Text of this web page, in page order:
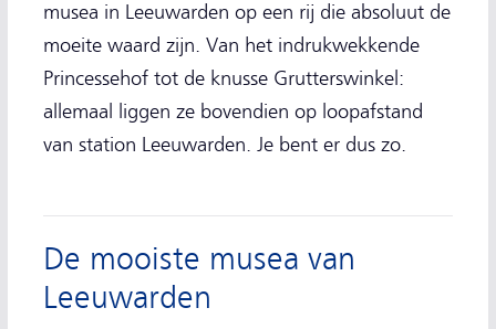
musea in Leeuwarden op een rij die absoluut de
moeite waard zijn. Van het indrukwekkende
Princessehof tot de knusse Grutterswinkel:
allemaal liggen ze bovendien op loopafstand
van station Leeuwarden. Je bent er dus zo.
De mooiste musea van
Leeuwarden